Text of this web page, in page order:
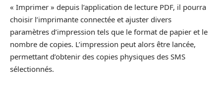
« Imprimer » depuis l’application de lecture PDF, il pourra
choisir l’imprimante connectée et ajuster divers
paramètres d’impression tels que le format de papier et le
nombre de copies. L’impression peut alors être lancée,
permettant d’obtenir des copies physiques des SMS
sélectionnés.